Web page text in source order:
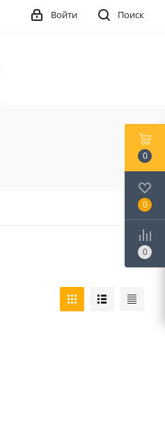
Поиск
Войти
0
0
0